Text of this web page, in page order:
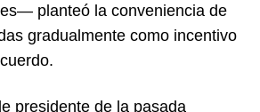
planteó la conveniencia de
gradualmente como incentivo
presidente de la pasada